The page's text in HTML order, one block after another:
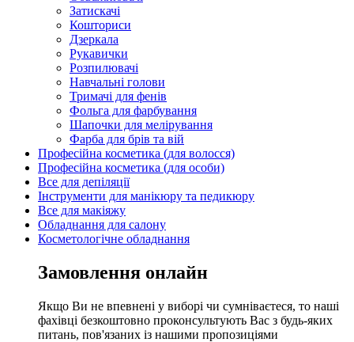
Затискачі
Кошториси
Дзеркала
Рукавички
Розпилювачі
Навчальні голови
Тримачі для фенів
Фольга для фарбування
Шапочки для мелірування
Фарба для брів та вій
Професійна косметика (для волосся)
Професійна косметика (для особи)
Все для депіляції
Інструменти для манікюру та педикюру
Все для макіяжу
Обладнання для салону
Косметологічне обладнання
Замовлення онлайн
Якщо Ви не впевнені у виборі чи сумніваєтеся, то наші
фахівці безкоштовно проконсультують Вас з будь-яких
питань, пов'язаних із нашими пропозиціями